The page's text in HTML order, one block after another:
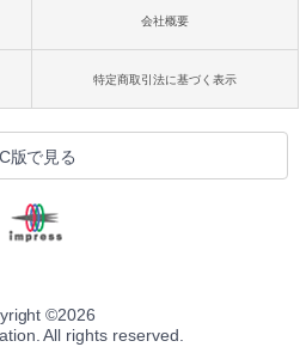
会社概要
特定商取引法に基づく表示
版で見る
©2026
All rights reserved.